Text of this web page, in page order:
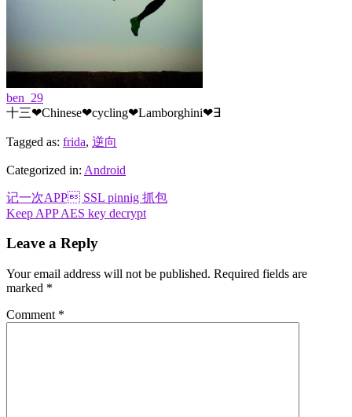
ben_29
十三❤Chinese❤cycling❤Lamborghini❤∃
Tagged as: frida, 逆向
Categorized in: Android
Post
navigation
记一次APP SSL pinnig 抓包
Keep APP AES key decrypt
Leave a Reply
Your email address will not be published. Required fields are
marked *
Comment *